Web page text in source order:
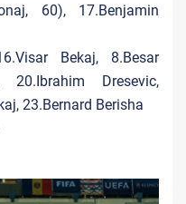
60), 17.Benjamin
Bekaj, 8.Besar
Dresevic,
23.Bernard Berisha